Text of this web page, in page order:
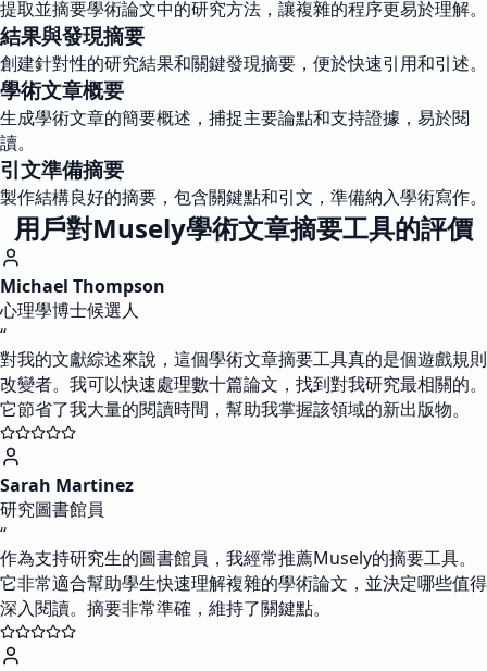
提取並摘要學術論文中的研究方法，讓複雜的程序更易於理解。
結果與發現摘要
創建針對性的研究結果和關鍵發現摘要，便於快速引用和引述。
學術文章概要
生成學術文章的簡要概述，捕捉主要論點和支持證據，易於閱
讀。
引文準備摘要
製作結構良好的摘要，包含關鍵點和引文，準備納入學術寫作。
用戶對Musely學術文章摘要工具的評價
Michael Thompson
心理學博士候選人
“
對我的文獻綜述來說，這個學術文章摘要工具真的是個遊戲規則
改變者。我可以快速處理數十篇論文，找到對我研究最相關的。
它節省了我大量的閱讀時間，幫助我掌握該領域的新出版物。
Sarah Martinez
研究圖書館員
“
作為支持研究生的圖書館員，我經常推薦Musely的摘要工具。
它非常適合幫助學生快速理解複雜的學術論文，並決定哪些值得
深入閱讀。摘要非常準確，維持了關鍵點。